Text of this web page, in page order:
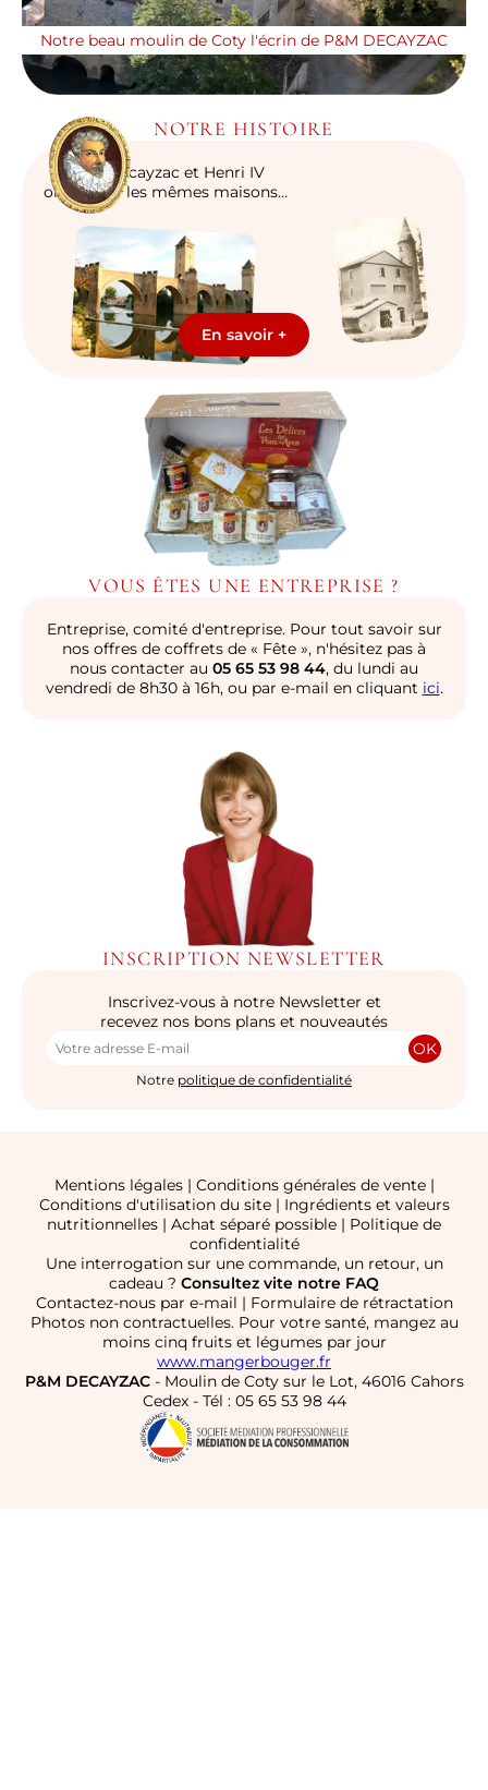
Notre beau moulin de Coty l'écrin de P&M DECAYZAC
NOTRE HISTOIRE
P&M Decayzac et Henri IV
ont habité les mêmes maisons…
En savoir +
VOUS ÊTES UNE ENTREPRISE ?
Entreprise, comité d'entreprise. Pour tout savoir sur
nos offres de coffrets de « Fête », n'hésitez pas à
nous contacter au 05 65 53 98 44, du lundi au
vendredi de 8h30 à 16h, ou par e-mail en cliquant ici.
INSCRIPTION NEWSLETTER
Inscrivez-vous à notre Newsletter et
recevez nos bons plans et nouveautés
OK
Notre politique de confidentialité
Mentions légales| Conditions générales de vente|
Conditions d'utilisation du site| Ingrédients et valeurs
nutritionnelles | Achat séparé possible | Politique de
confidentialité
Une interrogation sur une commande, un retour, un
cadeau ? Consultez vite notre FAQ
Contactez-nous par e-mail | Formulaire de rétractation
Photos non contractuelles. Pour votre santé, mangez au
moins cinq fruits et légumes par jour
www.mangerbouger.fr
P&M DECAYZAC- Moulin de Coty sur le Lot, 46016 Cahors
Cedex - Tél : 05 65 53 98 44